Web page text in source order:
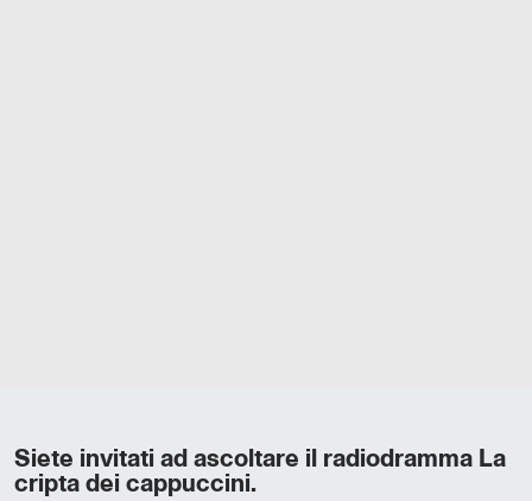
Siete invitati ad ascoltare il radiodramma La
cripta dei cappuccini.